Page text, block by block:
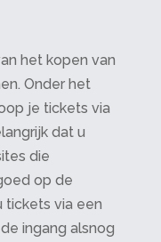
het kopen van
Onder het
je tickets via
dat u
die
op de
tickets via een
ingang alsnog